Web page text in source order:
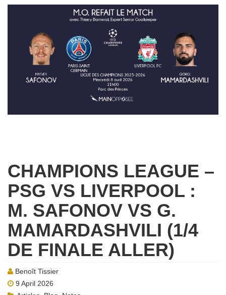
CHAMPIONS LEAGUE –
PSG VS LIVERPOOL :
M. SAFONOV VS G.
MAMARDASHVILI (1/4
DE FINALE ALLER)
Benoît Tissier
9 April 2026